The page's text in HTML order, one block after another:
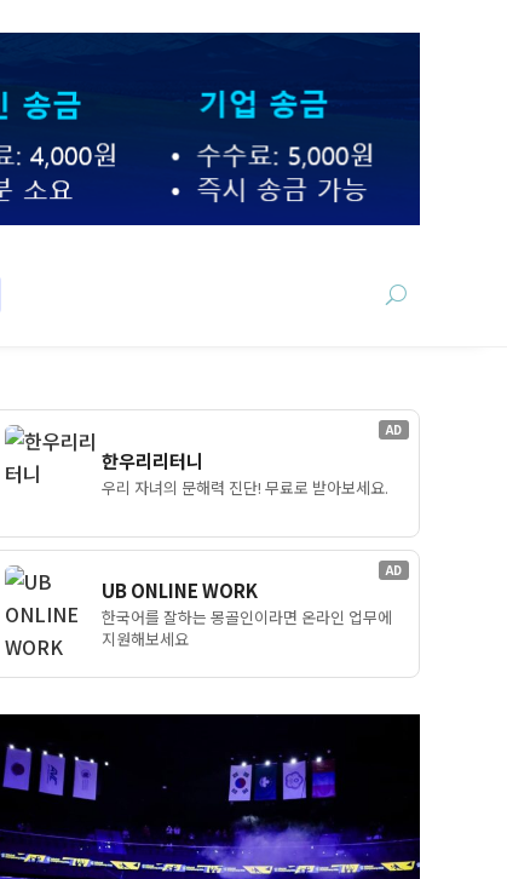
AD
한우리리터니
우리 자녀의 문해력 진단! 무료로 받아보세요.
AD
UB ONLINE WORK
한국어를 잘하는 몽골인이라면 온라인 업무에
지원해보세요